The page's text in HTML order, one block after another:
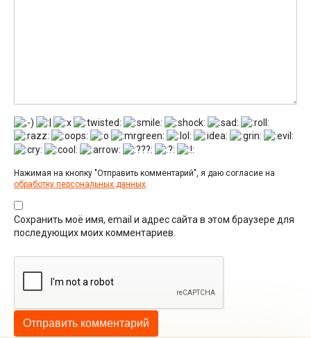
Нажимая на кнопку "Отправить комментарий", я даю согласие на
обработку персональных данных.
Сохранить моё имя, email и адрес сайта в этом браузере для
последующих моих комментариев.